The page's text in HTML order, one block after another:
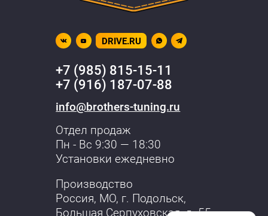
DRIVE.RU
+7 (985) 815-15-11
+7 (916) 187-07-88
info@brothers-tuning.ru
Отдел продаж
Пн - Вс 9:30 — 18:30
Установки ежедневно
Производство
Россия, МО, г. Подольск,
Большая Серпуховская, д. 55